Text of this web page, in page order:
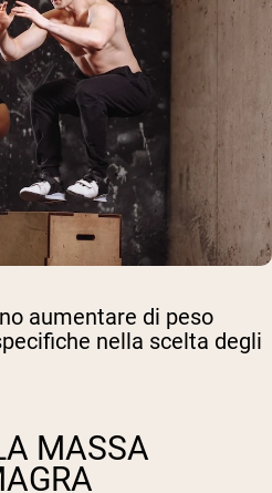
aumentare di peso
nella scelta degli
MASSA